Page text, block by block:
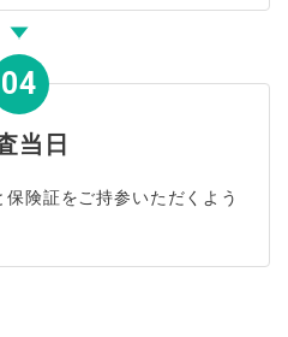
当日
険証をご持参いただくよう